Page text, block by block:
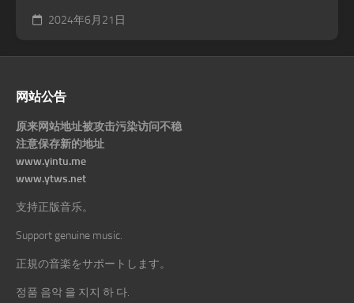
2024年6月21日
网站公告
原来网站地址被攻击污染访问不稳
注意保存新的地址
www.yintu.me
www.ytws.net
支持正版音乐。
Support genuine music.
正規の音楽をサポートします。
정품 음악 을 지지 하 다.